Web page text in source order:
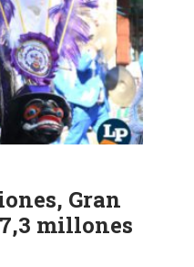
Gran
millones